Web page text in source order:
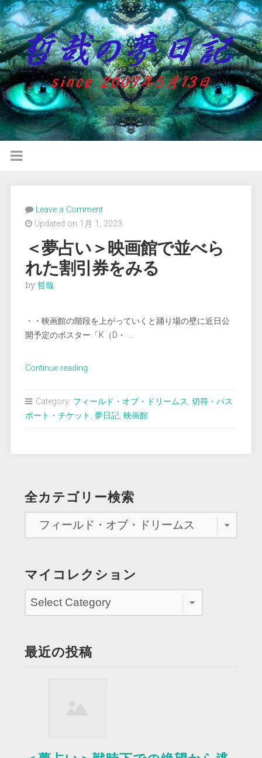
Leave a Comment
Updated on 1月 1, 2023
＜夢占い＞映画館で並べら
れた割引券をみる
by 哲哉
・・映画館の階段を上がっていくと踊り場の壁に近日公
開予定のポスター「K（D・ …
Continue reading“＜
い
画
並
ら
れ
引
券
を
Category: フィールド・オブ・ドリームス, 切符・パス
ポート・チケット , 夢日記, 映画館
全カテゴリー検索
マイコレクション
最近の投稿